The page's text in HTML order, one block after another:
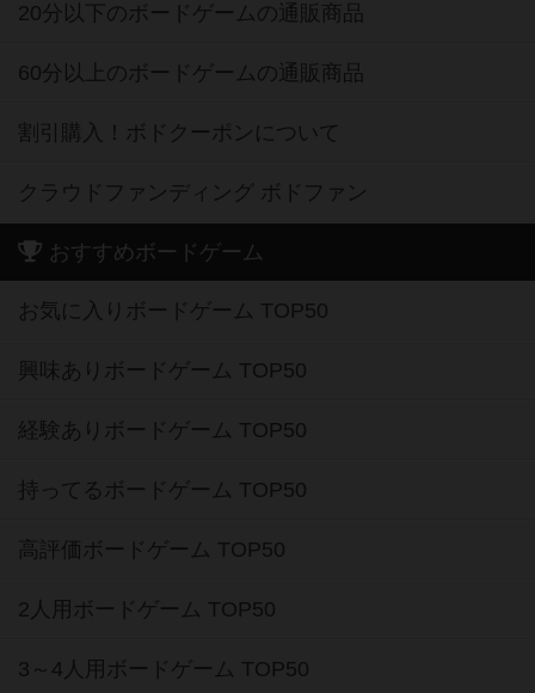
20分以下のボードゲームの通販商品
60分以上のボードゲームの通販商品
割引購入！ボドクーポンについて
クラウドファンディング ボドファン
おすすめボードゲーム
お気に入りボードゲーム TOP50
興味ありボードゲーム TOP50
経験ありボードゲーム TOP50
持ってるボードゲーム TOP50
高評価ボードゲーム TOP50
2人用ボードゲーム TOP50
3～4人用ボードゲーム TOP50